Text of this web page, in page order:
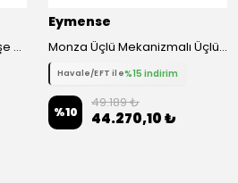
Kumsal Yataklı Sandıklı Köşe Takımı Krem
Eymense
Monza Üçlü Mekanizmalı Üçlü Koltuk Kanepe
Havale/EFT ile%15 indirim
%10
49.189 ₺
44.270,10 ₺